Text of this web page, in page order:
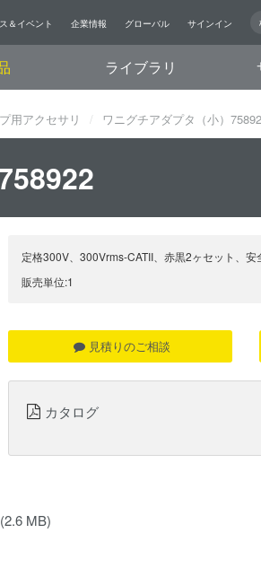
＆イベント 企業情報 グローバル サインイン
ライブラリ
用アクセサリ ワニグチアダプタ（小）
定格300V、300Vrms-CATII、赤黒2ヶセット、
販売単位:1
見積りのご相談
カタログ
(2.6 MB)